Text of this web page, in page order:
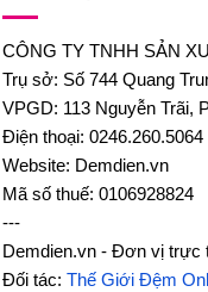
CÔNG TY TNHH SẢN
Trụ sở: Số 744 Quang
VPGD: 113 Nguyễn Trãi,
Điện thoại: 0246.260.5064
Website: Demdien.vn
Mã số thuế: 0106928824
---
Demdien.vn - Đơn vị trực
Đối tác: Thế Giới Đệm